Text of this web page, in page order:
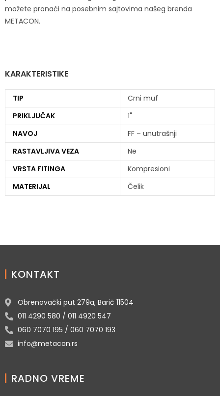
možete pronaći na posebnim sajtovima našeg brenda
METACON.
KARAKTERISTIKE
TIP
Crni muf
PRIKLJUČAK
1"
NAVOJ
FF – unutrašnji
RASTAVLJIVA VEZA
Ne
VRSTA FITINGA
Kompresioni
MATERIJAL
Čelik
KONTAKT
Obrenovački put 279a, Barič 11504
011 4290 580 / 011 4920 547
060 7070 195 / 060 7070 193
info@metacon.rs
RADNO VREME